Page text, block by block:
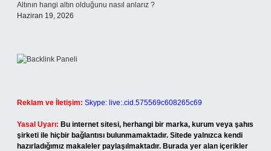
Altının hangi altın olduğunu nasıl anlarız ?
Haziran 19, 2026
Reklam ve İletişim: Skype: live:.cid.575569c608265c69
Yasal Uyarı: Bu internet sitesi, herhangi bir marka, kurum veya şahıs
şirketi ile hiçbir bağlantısı bulunmamaktadır. Sitede yalnızca kendi
hazırladığımız makaleler paylaşılmaktadır. Burada yer alan içerikler